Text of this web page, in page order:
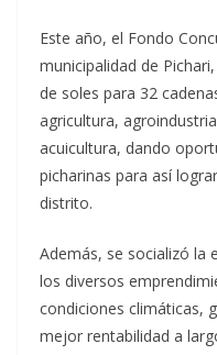
Este año, el Fondo
municipalidad de
de soles para 32
agricultura,
acuicultura, dando
picharinas para así
distrito.
Además, se socializó la
los diversos
condiciones climáticas,
mejor rentabilidad a